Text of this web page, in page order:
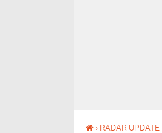
› RADAR UPDATE